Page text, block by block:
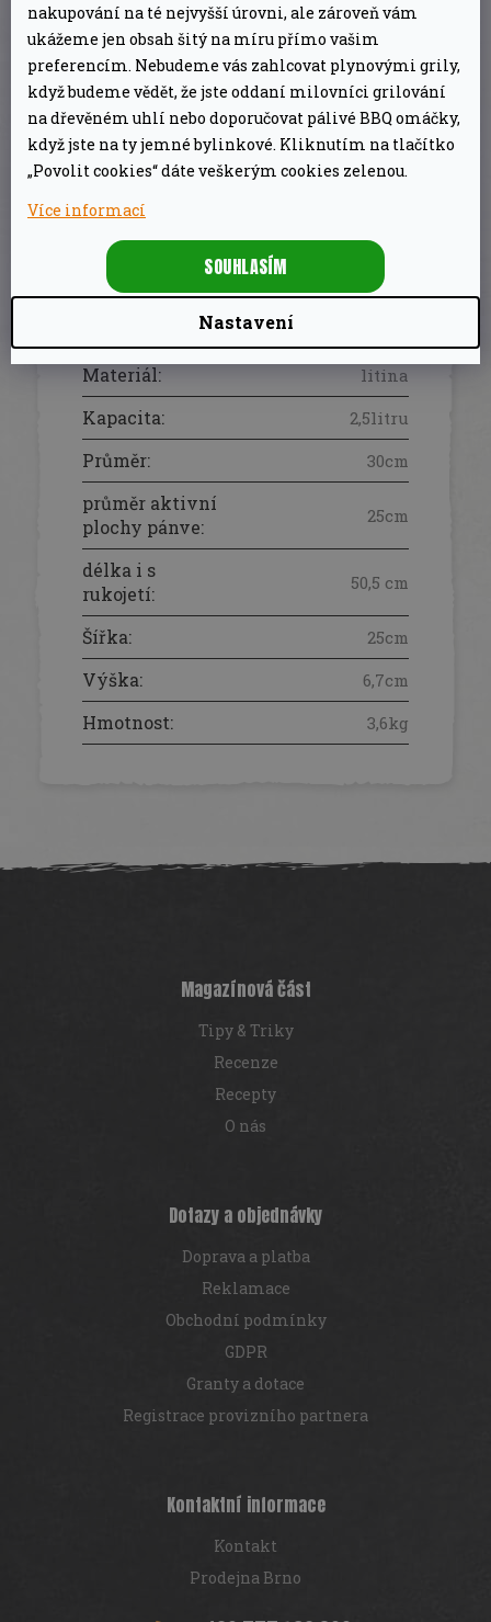
nakupování na té nejvyšší úrovni, ale zároveň vám
ukážeme jen obsah šitý na míru přímo vašim
preferencím. Nebudeme vás zahlcovat plynovými grily,
když budeme vědět, že jste oddaní milovníci grilování
na dřevěném uhlí nebo doporučovat pálivé BBQ omáčky,
když jste na ty jemné bylinkové. Kliknutím na tlačítko
„Povolit cookies“ dáte veškerým cookies zelenou.
Více informací
Nastavení
SOUHLASÍM
Nádobí můžete použít nejen na elektrickou či
indukční desku, ale také plynový sporák a v
troubě. Vhodné je také použití i pří táboření s
vařením na ohni nebo na grilu.
DOPLŇKOVÉ PARAMETRY
Kategorie
Kvalitní litinové
nádobí a desky
4250435700167
Materiál: litina
Kapacita: 2,5litru
Průměr: 30cm
průměr aktivní
plochy pánve: 25cm
délka i s
rukojetí: 50,5 cm
Šířka: 25cm
Výška: 6,7cm
Hmotnost: 3,6kg
á
Magazínová část
Tipy & Triky
Recenze
Recepty
O nás
Dotazy a objednávky
Doprava a platba
Reklamace
Obchodní podmínky
GDPR
Granty a dotace
Registrace provizního partnera
Kontaktní informace
Kontakt
Prodejna Brno